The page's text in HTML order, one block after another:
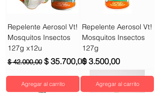
Repelente Aerosol Vt!
Mosquitos Insectos
127g x12u
Precio
$ 42.000,00 Precio de oferta
$ 35.700,00
Repelente Aerosol Vt!
Mosquitos Insectos
127g
Precio
$ 3.500,00
Agregar al carrito Agregar al carrito